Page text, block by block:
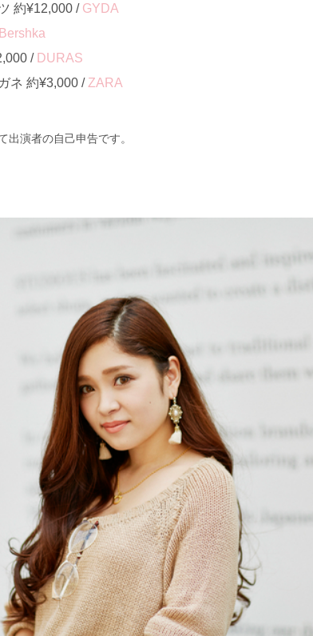
約¥12,000 / GYDA
/ DURAS
ネ 約¥3,000 / ZARA
演者の自己申告です。